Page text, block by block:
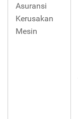
Asuransi
Kerusakan
Mesin